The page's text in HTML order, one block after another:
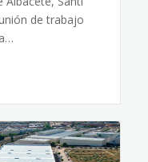
de trabajo